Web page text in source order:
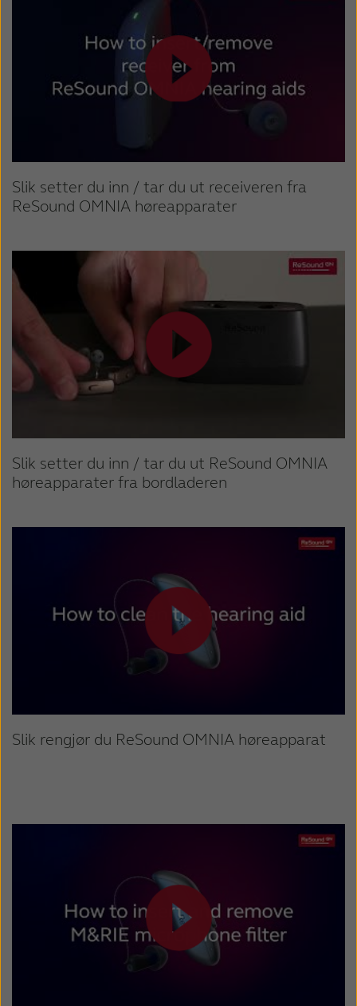
Slik setter du inn / tar du ut receiveren fra
ReSound OMNIA høreapparater
Slik setter du inn / tar du ut ReSound OMNIA
høreapparater fra bordladeren
Slik rengjør du ReSound OMNIA høreapparat